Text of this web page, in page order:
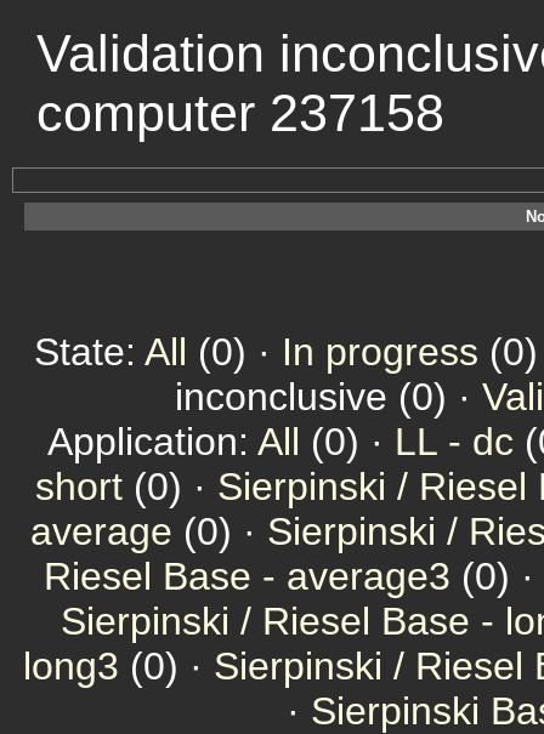
Validation
computer 237158
State: All (0) · In progress
inconclusive (0) ·
Application: All (0) · LL - dc
short (0) · Sierpinski / Riesel
average (0) · Sierpinski /
Riesel Base - average3 (0) ·
Sierpinski / Riesel Base -
long3 (0) · Sierpinski / Riesel
· Sierpinski